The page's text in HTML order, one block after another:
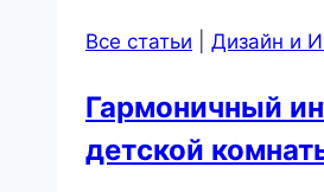
Все статьи Дизайн и
Гармоничный
детской